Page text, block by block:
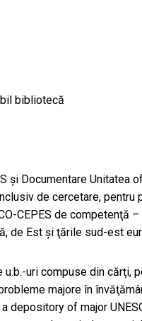
bibliotecă
şi Documentare Unitatea
de cercetare, pentru
CEPES de competenţă
de Est şi ţările sud-est
u.b.-uri compuse din cărţi,
majore în
depository of major